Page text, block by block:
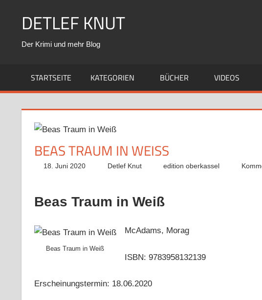
DETLEF KNUT
Der Krimi und mehr Blog
STARTSEITE KATEGORIEN BÜCHER VIDEOS
BEAS TRAUM IN WEISS
18. Juni 2020 Detlef Knut edition oberkassel
Beas Traum in Weiß
Beas Traum in Weiß
McAdams, Morag
ISBN: 9783958132139
Erscheinungstermin: 18.06.2020